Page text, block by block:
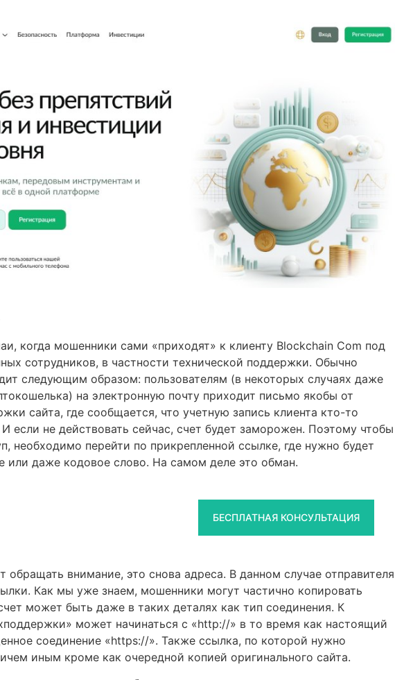
когда мошенники сами «приходят» к клиенту Blockchain Com под
сотрудников, в частности технической поддержки. Обычно
следующим образом: пользователям (в некоторых случаях даже
на электронную почту приходит письмо якобы от
сайта, где сообщается, что учетную запись клиента кто-то
если не действовать сейчас, счет будет заморожен. Поэтому чтобы
необходимо перейти по прикрепленной ссылке, где нужно будет
или даже кодовое слово. На самом деле это обман.
БЕСПЛАТНАЯ КОНСУЛЬТАЦИЯ
обращать внимание, это снова адреса. В данном случае отправителя
Как мы уже знаем, мошенники могут частично копировать
может быть даже в таких деталях как тип соединения. К
может начинаться с «http://» в то время как настоящий
соединение «https://». Также ссылка, по которой нужно
иным кроме как очередной копией оригинального сайта.